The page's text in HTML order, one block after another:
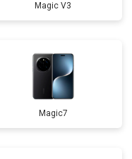
Magic V3
Magic7